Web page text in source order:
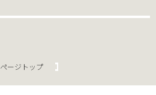
ページトップ